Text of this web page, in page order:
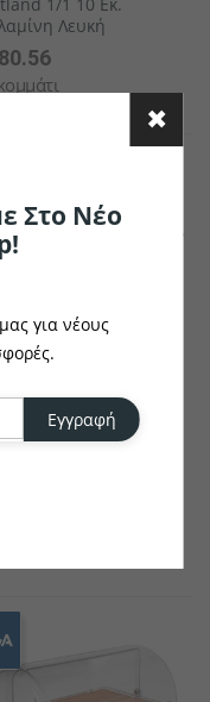
Λευκή
Βιτρίνα
Στο Νέο
για νέους
Εγγραφή